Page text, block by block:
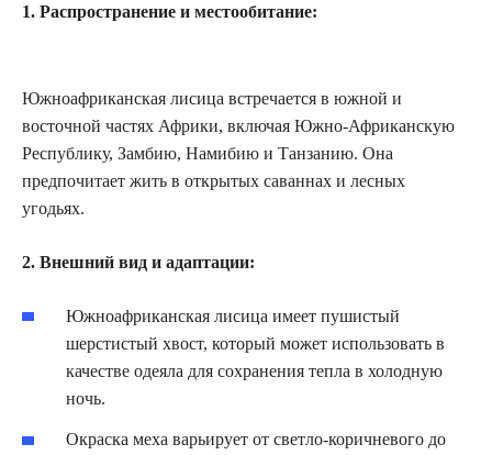
1. Распространение и местообитание:
Южноафриканская лисица встречается в южной и
восточной частях Африки, включая Южно-Африканскую
Республику, Замбию, Намибию и Танзанию. Она
предпочитает жить в открытых саваннах и лесных
угодьях.
2. Внешний вид и адаптации:
Южноафриканская лисица имеет пушистый
шерстистый хвост, который может использовать в
качестве одеяла для сохранения тепла в холодную
ночь.
Окраска меха варьирует от светло-коричневого до